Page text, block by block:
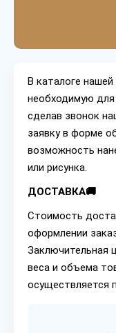
В каталоге
необходимую для
сделав звонок
заявку в форме
возможность
или рисунка.
ДОСТАВКА🚚
Стоимость
оформлении
Заключительная
веса и объема
осуществляется